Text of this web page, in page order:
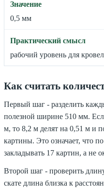
0,5 мм
рабочий уровень для
Как считать
Первый шаг - разделить
полезной ширине 510 мм.
м, то 8,2 м делят на 0,51 м и
картины. Это означает, что
закладывать 17 картин, а не
Второй шаг - проверить
скате длина близка к